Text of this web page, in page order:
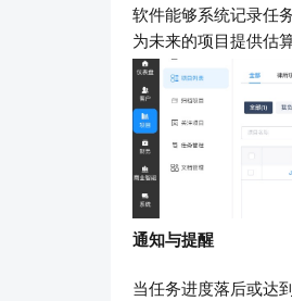
软件能够系统记录任
为未来的项目提供估算
通知与提醒
当任务进度落后或达